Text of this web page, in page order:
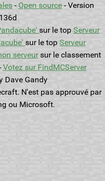
- Open source - Version
sur le top Serveur
sur le top Serveur
serveur sur le classement
Votez sur FindMCServer
Dave Gandy
N'est pas approuvé par
ou Microsoft.